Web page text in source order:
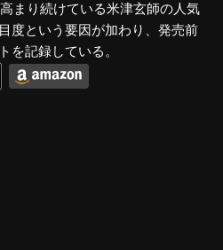
まり続けている米津玄師の人気
度という要因が加わり、発売前
を記録している。